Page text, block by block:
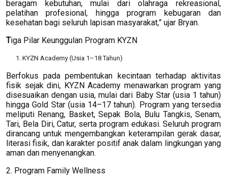
beragam kebutuhan, mulai dari olahraga rekreasional,
pelatihan profesional, hingga program kebugaran dan
kesehatan bagi seluruh lapisan masyarakat,” ujar Bryan.
Tiga Pilar Keunggulan Program KYZN
KYZN Academy (Usia 1–18 Tahun)
Berfokus pada pembentukan kecintaan terhadap aktivitas
fisik sejak dini, KYZN Academy menawarkan program yang
disesuaikan dengan usia, mulai dari Baby Star (usia 1 tahun)
hingga Gold Star (usia 14–17 tahun). Program yang tersedia
meliputi Renang, Basket, Sepak Bola, Bulu Tangkis, Senam,
Tari, Bela Diri, Catur, serta program edukasi. Seluruh program
dirancang untuk mengembangkan keterampilan gerak dasar,
literasi fisik, dan karakter positif anak dalam lingkungan yang
aman dan menyenangkan.
2. Program Family Wellness